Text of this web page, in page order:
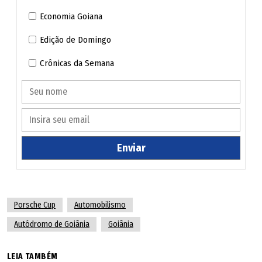
Goiânia.
"Tão logo sejam definidos os ajustes no calendário da
temporada 2026, serão informados pela categoria. Neste
Algarve (Portugal) e Le Mans (França)", informou a
categoria.
Economia Goiana
Edição de Domingo
Crônicas da Semana
Enviar
Porsche Cup
Automobilismo
Autódromo de Goiânia
Goiânia
LEIA TAMBÉM